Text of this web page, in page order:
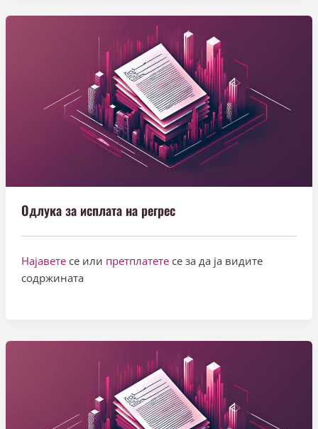
Одлука за исплата на регрес
Најавете се или претплатетесе за да ја видите
содржината